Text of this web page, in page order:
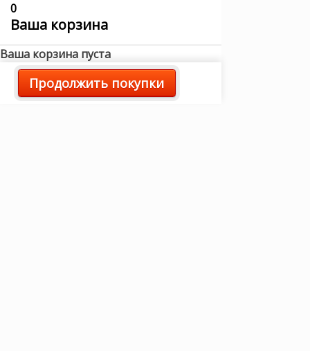
0
Ваша корзина
Ваша корзина пуста
Продолжить покупки